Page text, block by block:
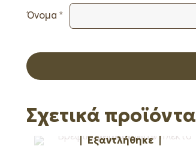
Όνομα *
Σχετικά προϊόντα
Εξαντλήθηκε